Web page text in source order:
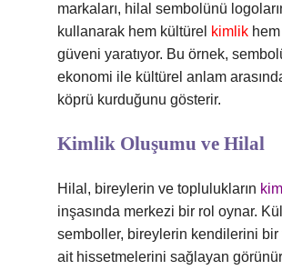
markaları, hilal sembolünü
kullanarak hem kültürel kimlik
güveni yaratıyor. Bu örnek,
ekonomi ile kültürel anlam
köprü kurduğunu gösterir.
Kimlik Oluşumu ve Hilal
Hilal, bireylerin ve toplulukların
inşasında merkezi bir rol oynar.
semboller, bireylerin kendilerini bir
ait hissetmelerini sağlayan görünür